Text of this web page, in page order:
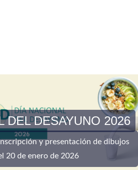
DEL DESAYUNO 2026
y presentación de dibujos
20 de enero de 2026